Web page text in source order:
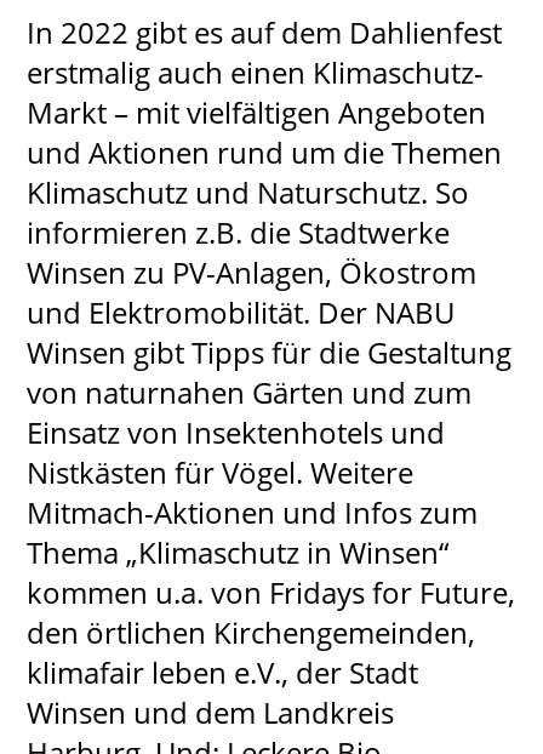
In 2022 gibt es auf dem Dahlienfest
erstmalig auch einen Klimaschutz-
Markt – mit vielfältigen Angeboten
und Aktionen rund um die Themen
Klimaschutz und Naturschutz. So
informieren z.B. die Stadtwerke
Winsen zu PV-Anlagen, Ökostrom
und Elektromobilität. Der NABU
Winsen gibt Tipps für die Gestaltung
von naturnahen Gärten und zum
Einsatz von Insektenhotels und
Nistkästen für Vögel. Weitere
Mitmach-Aktionen und Infos zum
Thema „Klimaschutz in Winsen“
kommen u.a. von Fridays for Future,
den örtlichen Kirchengemeinden,
klimafair leben e.V., der Stadt
Winsen und dem Landkreis